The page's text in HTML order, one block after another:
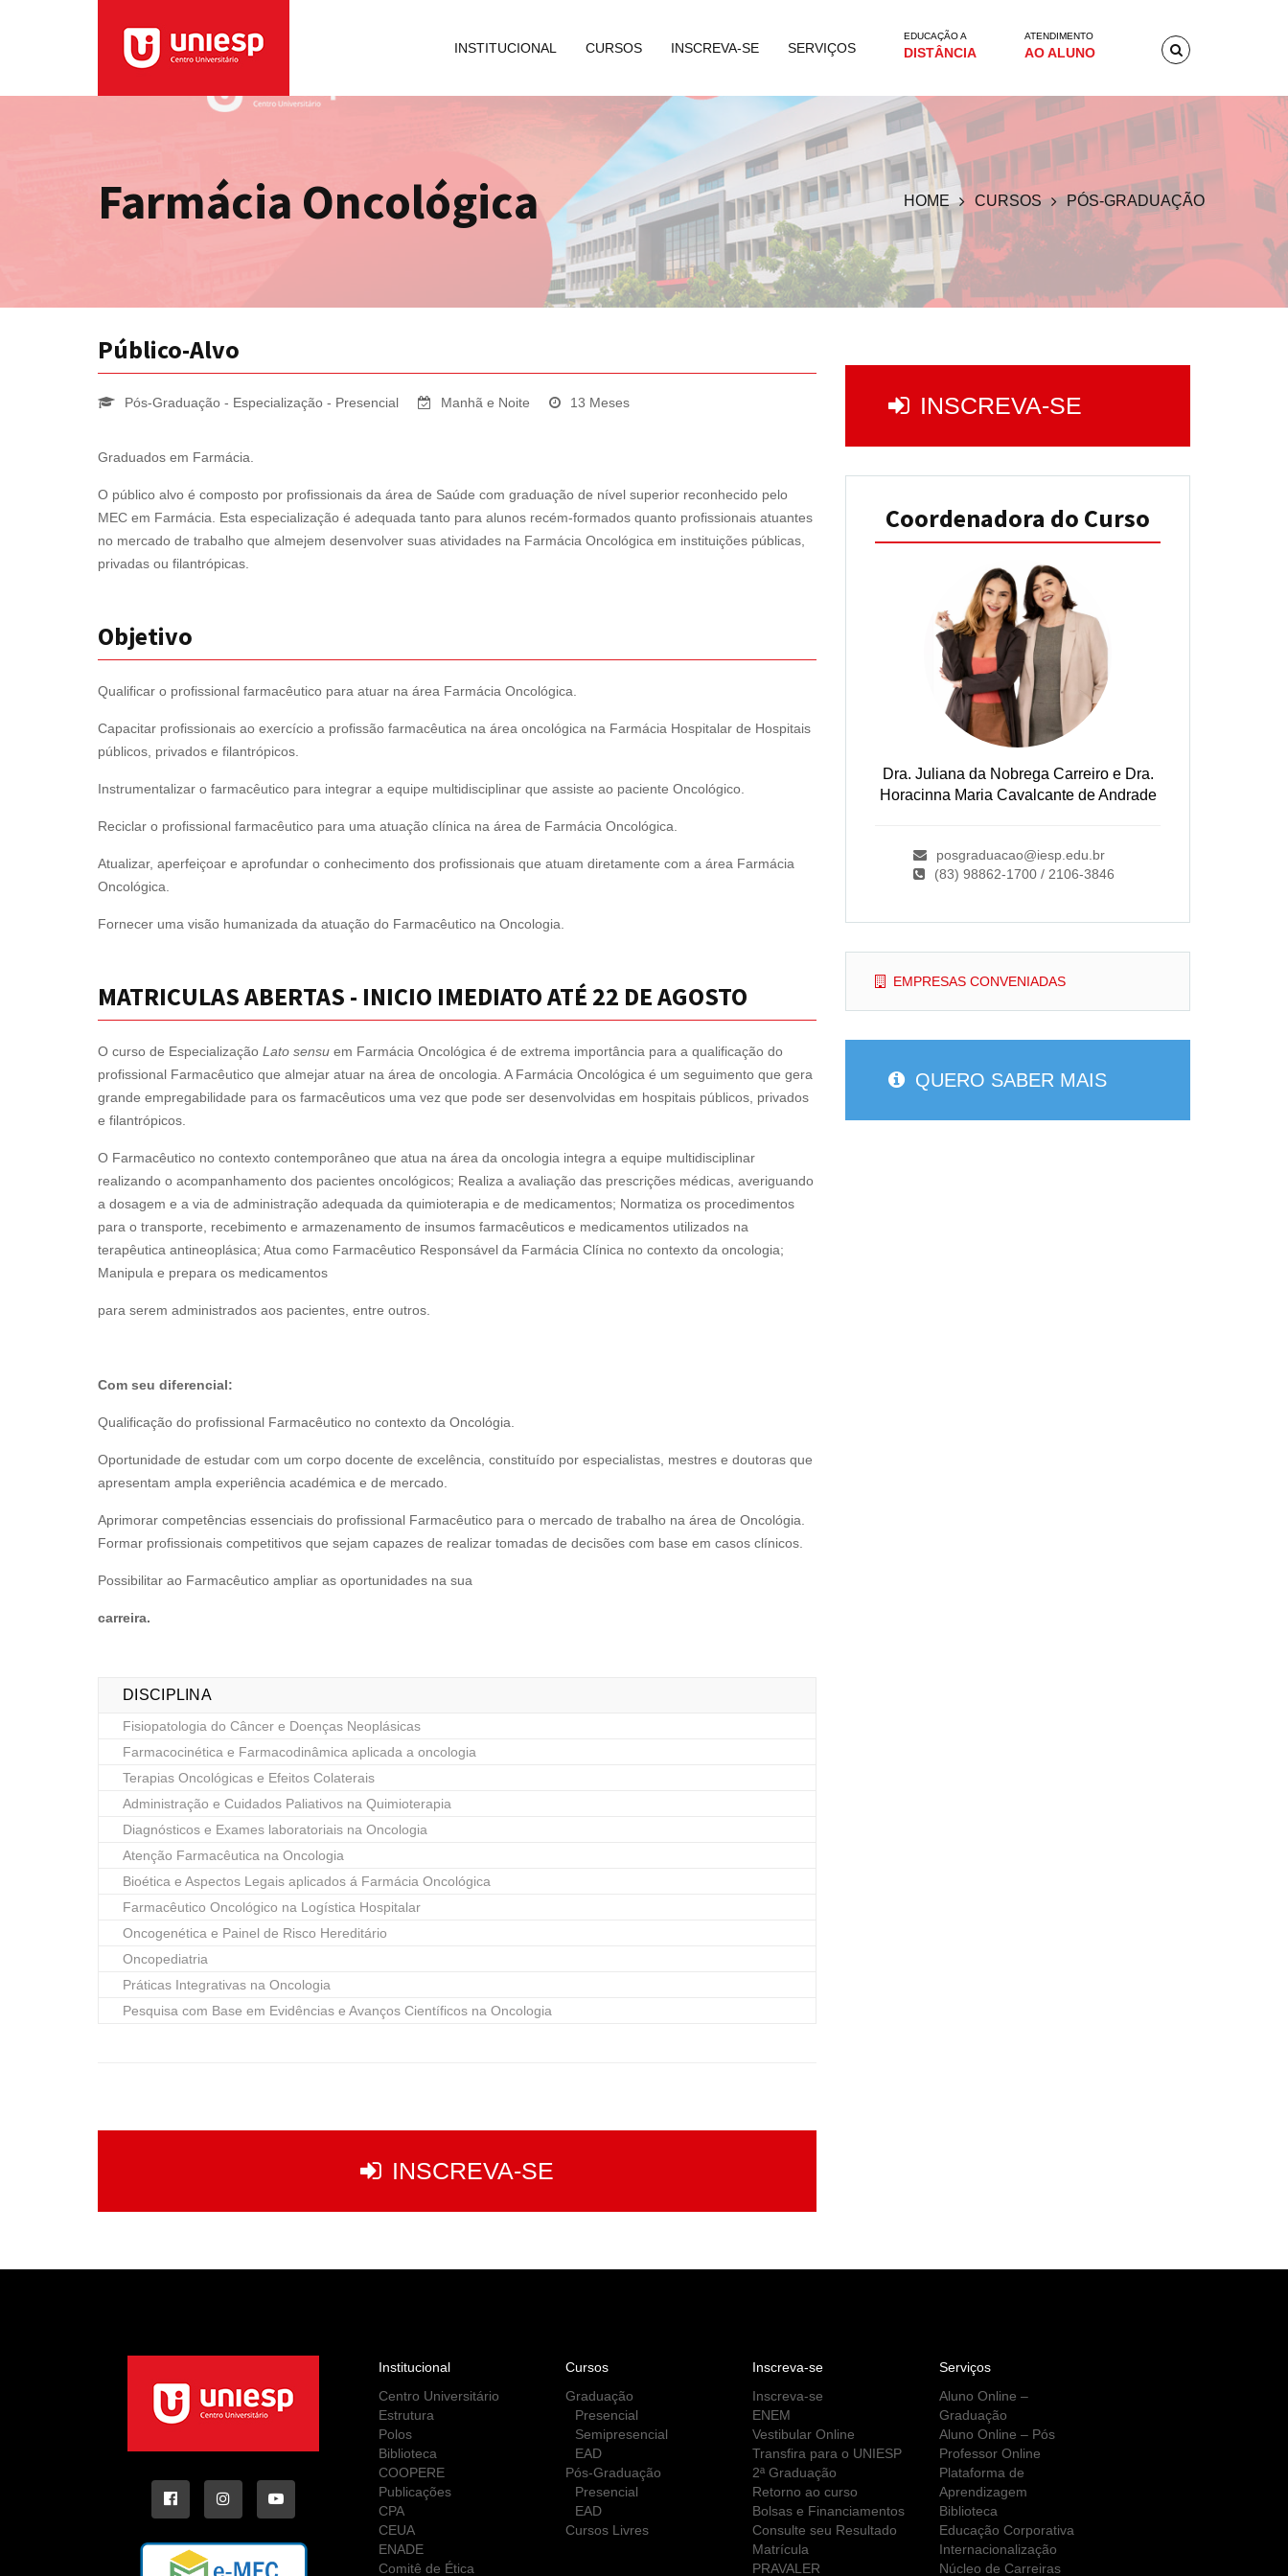
INSTITUCIONAL CURSOS INSCREVA-SE SERVIÇOS
EDUCAÇÃO A
DISTÂNCIA
ATENDIMENTO
AO ALUNO
Farmácia Oncológica HOME CURSOS PÓS-GRADUAÇÃO
Público-Alvo
Pós-Graduação - Especialização - Presencial Manhã e Noite 13 Meses
Graduados em Farmácia.
O público alvo é composto por profissionais da área de Saúde com graduação de nível superior reconhecido pelo
MEC em Farmácia. Esta especialização é adequada tanto para alunos recém-formados quanto profissionais atuantes
no mercado de trabalho que almejem desenvolver suas atividades na Farmácia Oncológica em instituições públicas,
privadas ou filantrópicas.
Objetivo
Qualificar o profissional farmacêutico para atuar na área Farmácia Oncológica.
Capacitar profissionais ao exercício a profissão farmacêutica na área oncológica na Farmácia Hospitalar de Hospitais
públicos, privados e filantrópicos.
Instrumentalizar o farmacêutico para integrar a equipe multidisciplinar que assiste ao paciente Oncológico.
Reciclar o profissional farmacêutico para uma atuação clínica na área de Farmácia Oncológica.
Atualizar, aperfeiçoar e aprofundar o conhecimento dos profissionais que atuam diretamente com a área Farmácia
Oncológica.
Fornecer uma visão humanizada da atuação do Farmacêutico na Oncologia.
MATRICULAS ABERTAS - INICIO IMEDIATO ATÉ 22 DE AGOSTO
O curso de Especialização Lato sensu em Farmácia Oncológica é de extrema importância para a qualificação do
profissional Farmacêutico que almejar atuar na área de oncologia. A Farmácia Oncológica é um seguimento que gera
grande empregabilidade para os farmacêuticos uma vez que pode ser desenvolvidas em hospitais públicos, privados
e filantrópicos.
O Farmacêutico no contexto contemporâneo que atua na área da oncologia integra a equipe multidisciplinar
realizando o acompanhamento dos pacientes oncológicos; Realiza a avaliação das prescrições médicas, averiguando
a dosagem e a via de administração adequada da quimioterapia e de medicamentos; Normatiza os procedimentos
para o transporte, recebimento e armazenamento de insumos farmacêuticos e medicamentos utilizados na
terapêutica antineoplásica; Atua como Farmacêutico Responsável da Farmácia Clínica no contexto da oncologia;
Manipula e prepara os medicamentos
para serem administrados aos pacientes, entre outros.
Com seu diferencial:
Qualificação do profissional Farmacêutico no contexto da Oncológia.
Oportunidade de estudar com um corpo docente de excelência, constituído por especialistas, mestres e doutoras que
apresentam ampla experiência académica e de mercado.
Aprimorar competências essenciais do profissional Farmacêutico para o mercado de trabalho na área de Oncológia.
Formar profissionais competitivos que sejam capazes de realizar tomadas de decisões com base em casos clínicos.
Possibilitar ao Farmacêutico ampliar as oportunidades na sua
carreira.
DISCIPLINA
Fisiopatologia do Câncer e Doenças Neoplásicas
Farmacocinética e Farmacodinâmica aplicada a oncologia
Terapias Oncológicas e Efeitos Colaterais
Administração e Cuidados Paliativos na Quimioterapia
Diagnósticos e Exames laboratoriais na Oncologia
Atenção Farmacêutica na Oncologia
Bioética e Aspectos Legais aplicados á Farmácia Oncológica
Farmacêutico Oncológico na Logística Hospitalar
Oncogenética e Painel de Risco Hereditário
Oncopediatria
Práticas Integrativas na Oncologia
Pesquisa com Base em Evidências e Avanços Científicos na Oncologia
INSCREVA-SE
INSCREVA-SE
Coordenadora do Curso
Dra. Juliana da Nobrega Carreiro e Dra.
Horacinna Maria Cavalcante de Andrade
posgraduacao@iesp.edu.br
(83) 98862-1700 / 2106-3846
EMPRESAS CONVENIADAS
QUERO SABER MAIS
Institucional
Centro Universitário
Estrutura
Polos
Biblioteca
COOPERE
Publicações
CPA
CEUA
ENADE
Comitê de Ética
Cursos
Graduação
Presencial
Semipresencial
EAD
Pós-Graduação
Presencial
EAD
Cursos Livres
Inscreva-se
Inscreva-se
ENEM
Vestibular Online
Transfira para o UNIESP
2ª Graduação
Retorno ao curso
Bolsas e Financiamentos
Consulte seu Resultado
Matrícula
PRAVALER
Serviços
Aluno Online –
Graduação
Aluno Online – Pós
Professor Online
Plataforma de
Aprendizagem
Biblioteca
Educação Corporativa
Internacionalização
Núcleo de Carreiras